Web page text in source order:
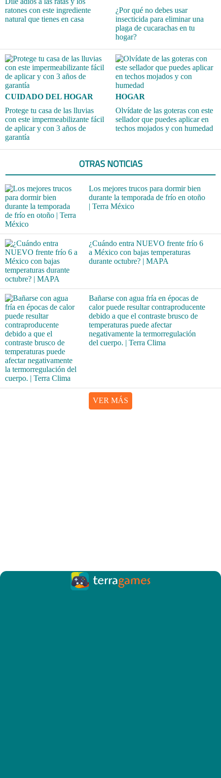
ratones con este ingrediente
natural que tienes en casa
¿Por qué no debes usar
insecticida para eliminar una
plaga de cucarachas en tu
hogar?
CUIDADO DEL HOGAR
Protege tu casa de las lluvias
con este impermeabilizante fácil
de aplicar y con 3 años de
garantía
HOGAR
Olvídate de las goteras con este
sellador que puedes aplicar en
techos mojados y con humedad
OTRAS NOTICIAS
Los mejores trucos para dormir bien
durante la temporada de frío en otoño
| Terra México
¿Cuándo entra NUEVO frente frío 6
a México con bajas temperaturas
durante octubre? | MAPA
Bañarse con agua fría en épocas de
calor puede resultar contraproducente
debido a que el contraste brusco de
temperaturas puede afectar
negativamente la termorregulación
del cuerpo. | Terra Clima
VER MÁS